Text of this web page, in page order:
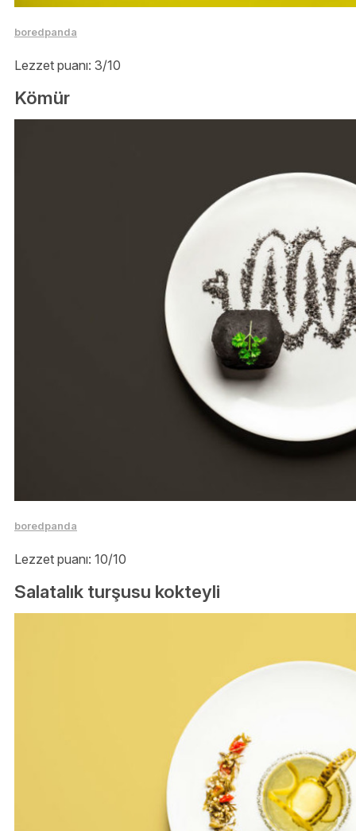
boredpanda
Lezzet puanı: 3/10
Kömür
boredpanda
Lezzet puanı: 10/10
Salatalık turşusu kokteyli